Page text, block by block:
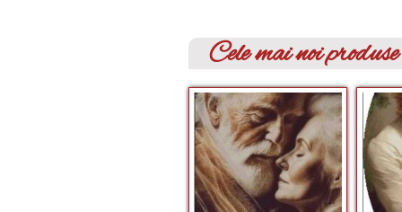
Cele mai noi produse